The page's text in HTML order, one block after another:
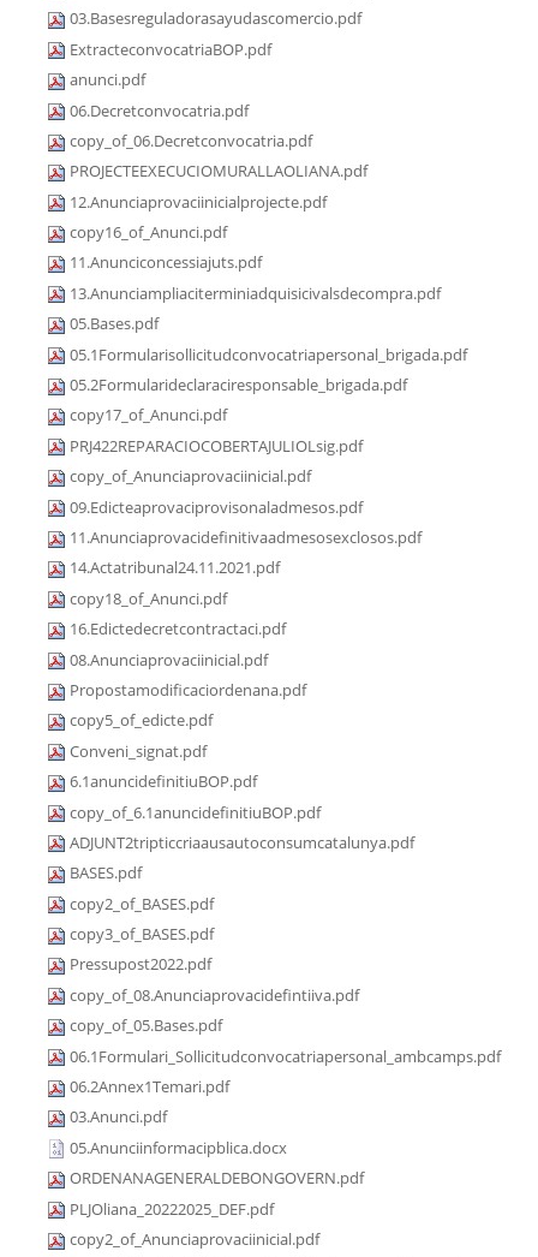
03.Basesreguladorasayudascomercio.pdf
ExtracteconvocatriaBOP.pdf
anunci.pdf
06.Decretconvocatria.pdf
copy_of_06.Decretconvocatria.pdf
PROJECTEEXECUCIOMURALLAOLIANA.pdf
12.Anunciaprovaciinicialprojecte.pdf
copy16_of_Anunci.pdf
11.Anunciconcessiajuts.pdf
13.Anunciampliaciterminiadquisicivalsdecompra.pdf
05.Bases.pdf
05.1Formularisollicitudconvocatriapersonal_brigada.pdf
05.2Formularideclaraciresponsable_brigada.pdf
copy17_of_Anunci.pdf
PRJ422REPARACIOCOBERTAJULIOLsig.pdf
copy_of_Anunciaprovaciinicial.pdf
09.Edicteaprovaciprovisonaladmesos.pdf
11.Anunciaprovacidefinitivaadmesosexclosos.pdf
14.Actatribunal24.11.2021.pdf
copy18_of_Anunci.pdf
16.Edictedecretcontractaci.pdf
08.Anunciaprovaciinicial.pdf
Propostamodificaciordenana.pdf
copy5_of_edicte.pdf
Conveni_signat.pdf
6.1anuncidefinitiuBOP.pdf
copy_of_6.1anuncidefinitiuBOP.pdf
ADJUNT2tripticcriaausautoconsumcatalunya.pdf
BASES.pdf
copy2_of_BASES.pdf
copy3_of_BASES.pdf
Pressupost2022.pdf
copy_of_08.Anunciaprovacidefintiiva.pdf
copy_of_05.Bases.pdf
06.1Formulari_Sollicitudconvocatriapersonal_ambcamps.pdf
06.2Annex1Temari.pdf
03.Anunci.pdf
05.Anunciinformacipblica.docx
ORDENANAGENERALDEBONGOVERN.pdf
PLJOliana_20222025_DEF.pdf
copy2_of_Anunciaprovaciinicial.pdf